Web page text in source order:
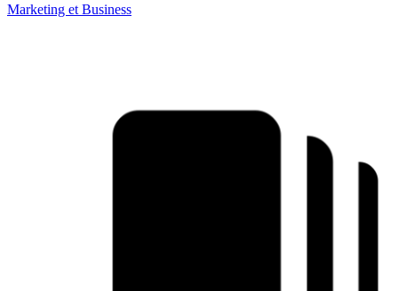
Marketing et Business